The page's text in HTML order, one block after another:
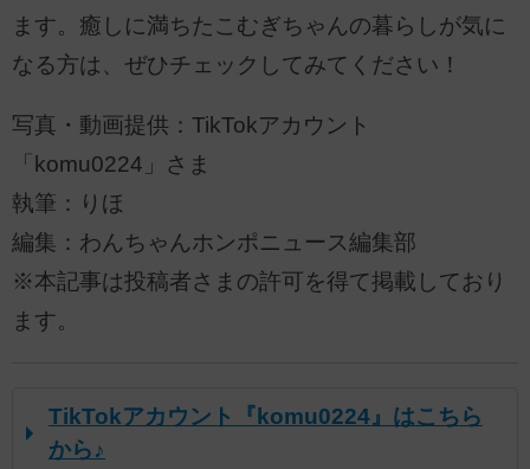
ます。癒しに満ちたこむぎちゃんの暮らしが気に
なる方は、ぜひチェックしてみてください！
写真・動画提供：TikTokアカウント
「komu0224」さま
執筆：りほ
編集：わんちゃんホンポニュース編集部
※本記事は投稿者さまの許可を得て掲載しており
ます。
TikTokアカウント『komu0224』はこちら
から♪